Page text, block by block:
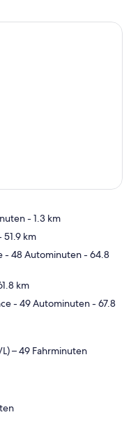
- 1.3 km
51.9 km
- 48 Autominuten- 64.8
km
- 49 Autominuten- 67.8
– 49 Fahrminuten